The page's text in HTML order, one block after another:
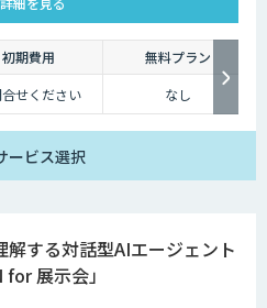
初期費用
無料プラン
せください なし
ービス選択
解する対話型AIエージェント
for 展示会」